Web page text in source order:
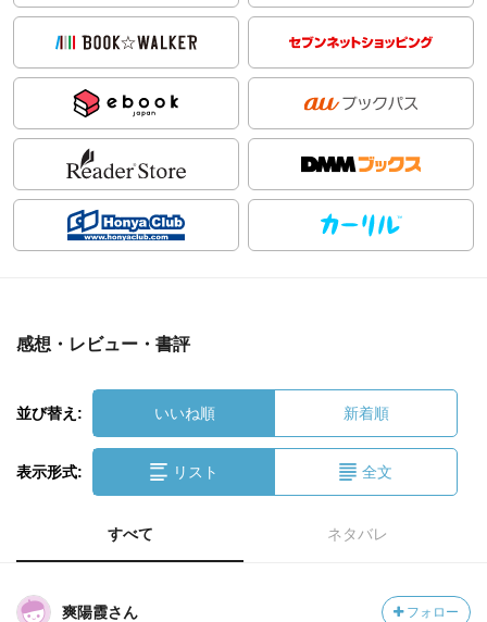
感想・レビュー・書評
並び替え: いいね順 新着順
表示形式: リスト 全文
すべて ネタバレ
爽陽霞さん フォロー